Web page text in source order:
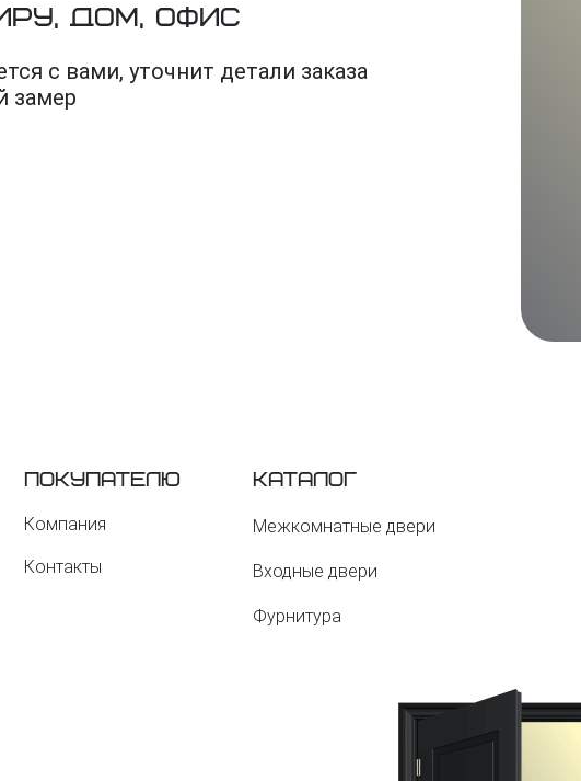
дом, офис
с вами, уточнит детали заказа
замер
Покупателю
Компания
Контакты
Каталог
Межкомнатные двери
Входные двери
Фурнитура